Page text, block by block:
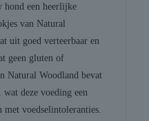
hond een heerlijke
van Natural
uit goed verteerbaar en
geen gluten of
Natural Woodland bevat
deze voeding een
met voedselintoleranties.